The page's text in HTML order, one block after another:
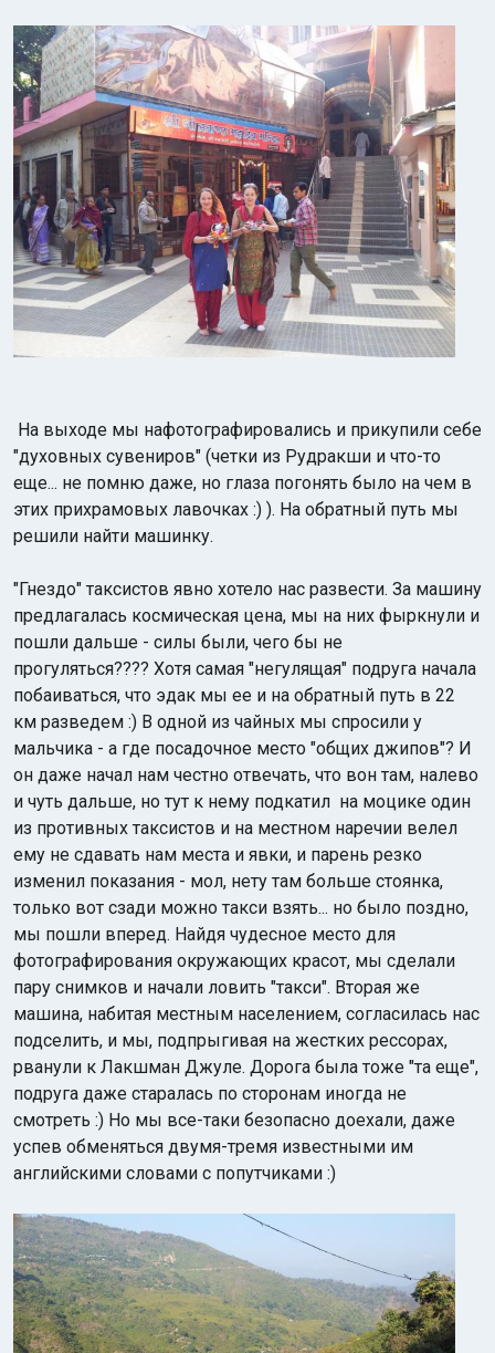
На выходе мы нафотографировались и прикупили себе
"духовных сувениров" (четки из Рудракши и что-то
еще... не помню даже, но глаза погонять было на чем в
этих прихрамовых лавочках :) ). На обратный путь мы
решили найти машинку.
"Гнездо" таксистов явно хотело нас развести. За машину
предлагалась космическая цена, мы на них фыркнули и
пошли дальше - силы были, чего бы не
прогуляться???? Хотя самая "негулящая" подруга начала
побаиваться, что эдак мы ее и на обратный путь в 22
км разведем :) В одной из чайных мы спросили у
мальчика - а где посадочное место "общих джипов"? И
он даже начал нам честно отвечать, что вон там, налево
и чуть дальше, но тут к нему подкатил на моцике один
из противных таксистов и на местном наречии велел
ему не сдавать нам места и явки, и парень резко
изменил показания - мол, нету там больше стоянка,
только вот сзади можно такси взять... но было поздно,
мы пошли вперед. Найдя чудесное место для
фотографирования окружающих красот, мы сделали
пару снимков и начали ловить "такси". Вторая же
машина, набитая местным населением, согласилась нас
подселить, и мы, подпрыгивая на жестких рессорах,
рванули к Лакшман Джуле. Дорога была тоже "та еще",
подруга даже старалась по сторонам иногда не
смотреть :) Но мы все-таки безопасно доехали, даже
успев обменяться двумя-тремя известными им
английскими словами с попутчиками :)